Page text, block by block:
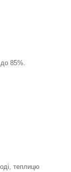
до 85%.
теплицю